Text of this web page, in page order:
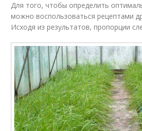
Для того, чтобы определить
можно воспользоваться рецептами
Исходя из результатов, пропорции